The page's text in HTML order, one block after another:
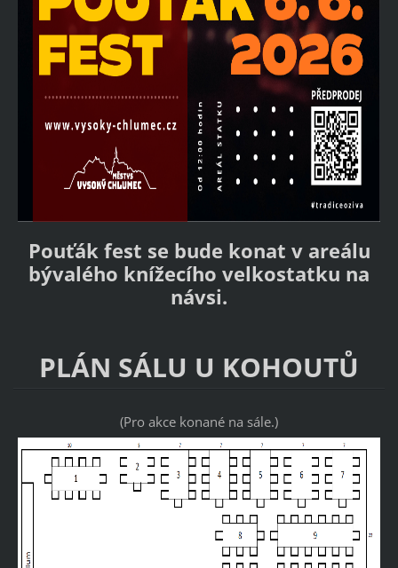
Pouťák fest se bude konat v areálu
bývalého knížecího velkostatku na
návsi.
PLÁN SÁLU U KOHOUTŮ
(Pro akce konané na sále.)